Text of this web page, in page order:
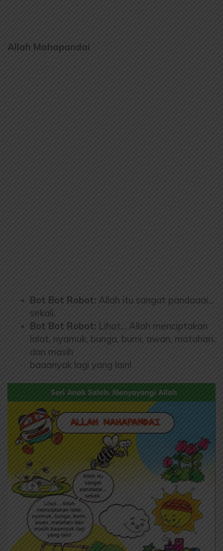
Allah Mahapandai
Bot Bot Robot: Allah itu sangat pandaaai…
sekali.
Bot Bot Robot: Lihat… Allah menciptakan
lalat, nyamuk, bunga, bumi, awan, matahari,
dan masih
baaanyak lagi yang lain!